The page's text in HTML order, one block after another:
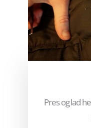
Pres og lad